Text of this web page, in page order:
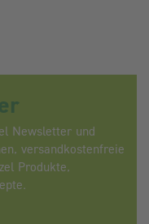
Newsletter und
versandkostenfreie
Produkte,